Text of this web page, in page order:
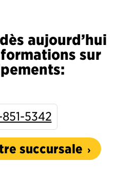
aujourd’hui
sur
5342
succursale